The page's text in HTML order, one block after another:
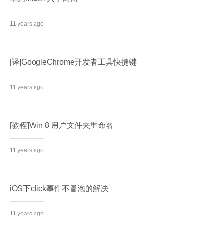
11 years ago
[译]GoogleChrome开发者工具快捷键
11 years ago
[教程]Win 8 用户文件夹重命名
11 years ago
iOS下click事件不冒泡的解决
11 years ago